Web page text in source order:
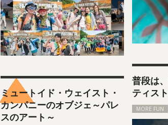
ミュートイド・ウェイスト・
カンパニーのオブジェ～パレ
スのアート～
普段は
ティスト
MORE FUN